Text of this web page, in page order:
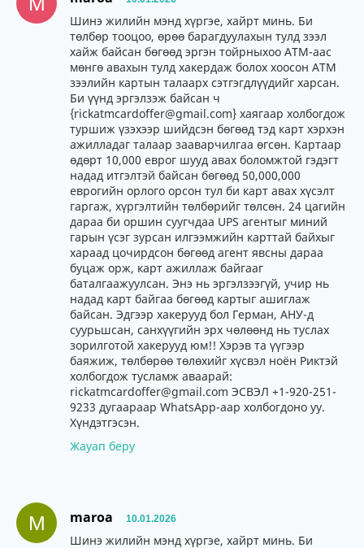
Шинэ жилийн мэнд хүргэе, хайрт минь. Би
төлбөр тооцоо, өрөө барагдуулахын тулд зээл
хайж байсан бөгөөд эргэн тойрныхоо АТМ-аас
мөнгө авахын тулд хакердаж болох хоосон АТМ
зээлийн картын талаарх сэтгэгдлүүдийг харсан.
Би үүнд эргэлзэж байсан ч
{rickatmcardoffer@gmail.com} хаягаар холбогдож
туршиж үзэхээр шийдсэн бөгөөд тэд карт хэрхэн
ажилладаг талаар зааварчилгаа өгсөн. Картаар
өдөрт 10,000 еврог шууд авах боломжтой гэдэгт
надад итгэлтэй байсан бөгөөд 50,000,000
еврогийн орлого орсон тул би карт авах хүсэлт
гаргаж, хүргэлтийн төлбөрийг төлсөн. 24 цагийн
дараа би оршин суугчдаа UPS агентыг миний
гарын үсэг зурсан илгээмжийн карттай байхыг
хараад цочирдсон бөгөөд агент явсны дараа
буцаж орж, карт ажиллаж байгааг
баталгаажуулсан. Энэ нь эргэлзээгүй, учир нь
надад карт байгаа бөгөөд картыг ашиглаж
байсан. Эдгээр хакерууд бол Герман, АНУ-д
суурьшсан, санхүүгийн эрх чөлөөнд нь туслах
зорилготой хакерууд юм!! Хэрэв та үүгээр
баяжиж, төлбөрөө төлөхийг хүсвэл ноён Риктэй
холбогдож тусламж аваарай:
rickatmcardoffer@gmail.com ЭСВЭЛ +1-920-251-
9233 дугаараар WhatsApp-аар холбогдоно уу.
Хүндэтгэсэн.
Жауап беру
M maroa 10.01.2026
Шинэ жилийн мэнд хүргэе, хайрт минь. Би